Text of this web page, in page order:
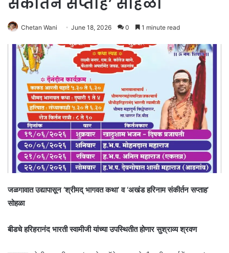
Chetan Wani June 18, 2026 0 1 minute read
जळगावात उद्यापासून ‘श्रीमद् भागवत कथा’ व ‘अखंड हरिनाम संकीर्तन सप्ताह’
सोहळा
बीडचे हरिहरानंद भारती स्वामीजी यांच्या उपस्थितीत होणार सुश्राव्य श्रवण